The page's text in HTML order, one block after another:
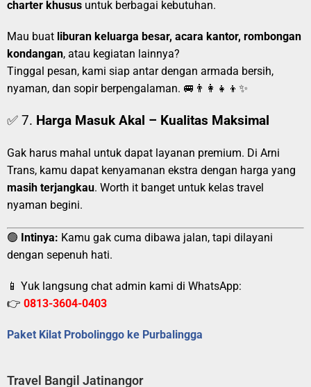
charter khusus untuk berbagai kebutuhan.
Mau buat liburan keluarga besar, acara kantor, rombongan
kondangan, atau kegiatan lainnya?
Tinggal pesan, kami siap antar dengan armada bersih,
nyaman, dan sopir berpengalaman. 🚐👨‍👩‍👧‍👦✨
✅ 7. Harga Masuk Akal – Kualitas Maksimal
Gak harus mahal untuk dapat layanan premium. Di Arni
Trans, kamu dapat kenyamanan ekstra dengan harga yang
masih terjangkau. Worth it banget untuk kelas travel
nyaman begini.
🟢 Intinya: Kamu gak cuma dibawa jalan, tapi dilayani
dengan sepenuh hati.
📱 Yuk langsung chat admin kami di WhatsApp:
👉 0813-3604-0403
Paket Kilat Probolinggo ke Purbalingga
Travel Bangil Jatinangor